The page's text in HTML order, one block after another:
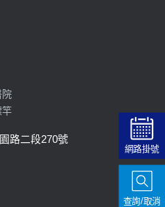
】新檢查服務
膽囊！膽結石、
院
竿
路二段270號
網路掛號
查詢/取消